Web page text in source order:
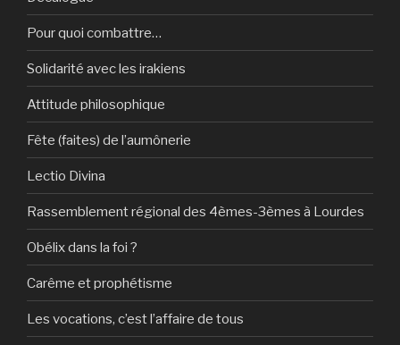
Pour quoi combattre…
Solidarité avec les irakiens
Attitude philosophique
Fête (faites) de l’aumônerie
Lectio Divina
Rassemblement régional des 4èmes-3èmes à Lourdes
Obélix dans la foi ?
Carême et prophétisme
Les vocations, c’est l’affaire de tous